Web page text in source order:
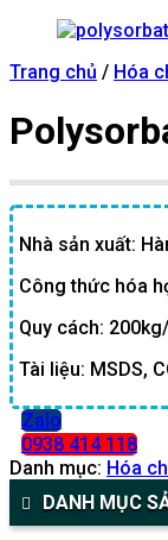
Trang chủ / Hóa
Nhà sản xuất:
Công thức hóa
Quy cách:
Tài liệu: MSDS,
Zalo
0938 414 118
Danh mục: Hóa
DANH MỤC